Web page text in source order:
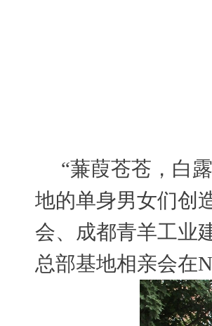
“蒹葭苍苍，白
地的单身男女们创
会、成都青羊工业
总部基地相亲会在